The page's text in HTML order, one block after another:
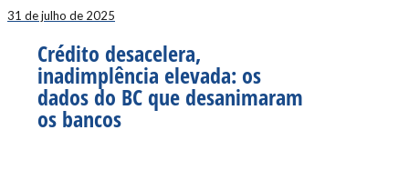
31 de julho de 2025
Crédito desacelera,
inadimplência elevada: os
dados do BC que desanimaram
os bancos